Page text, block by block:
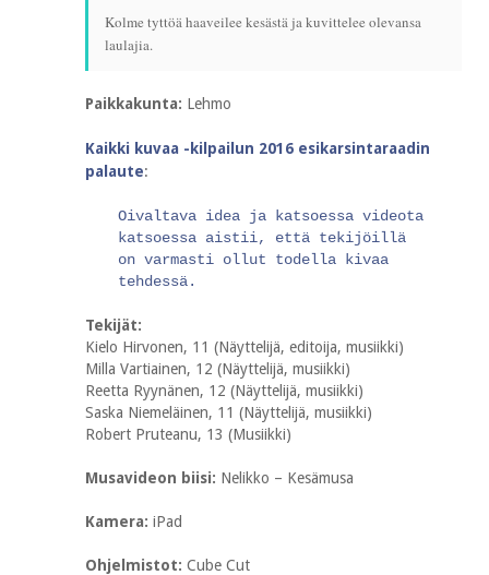
Kolme tyttöä haaveilee kesästä ja kuvittelee olevansa
laulajia.
Paikkakunta: Lehmo
Kaikki kuvaa -kilpailun 2016 esikarsintaraadin
palaute:
Oivaltava idea ja katsoessa videota
katsoessa aistii, että tekijöillä
on varmasti ollut todella kivaa
tehdessä.
Tekijät:
Kielo Hirvonen, 11 (Näyttelijä, editoija, musiikki)
Milla Vartiainen, 12 (Näyttelijä, musiikki)
Reetta Ryynänen, 12 (Näyttelijä, musiikki)
Saska Niemeläinen, 11 (Näyttelijä, musiikki)
Robert Pruteanu, 13 (Musiikki)
Musavideon biisi: Nelikko – Kesämusa
Kamera: iPad
Ohjelmistot: Cube Cut